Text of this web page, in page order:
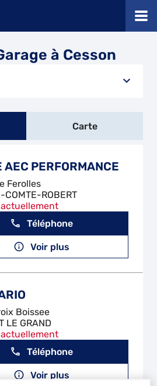
à Cesson
Carte
AEC PERFORMANCE
Ferolles
COMTE-ROBERT
actuellement
Téléphone
Voir plus
Boissee
LE GRAND
actuellement
Téléphone
Voir plus